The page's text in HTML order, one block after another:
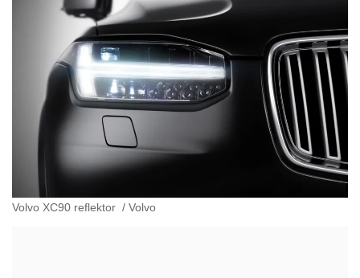
Volvo XC90 reflektor / Volvo